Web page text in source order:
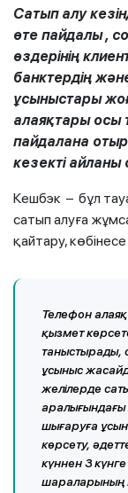
Сатып алу
өте пайдалы,
өздерінің
банктердің
ұсыныстары
алаяқтары осы
пайдалана
кезекті айланы
Кешбэк – бұл
сатып алуға
қайтару,
Телефон
қызмет
таныстырады,
ұсыныс
желілерде
аралығындағы
шығаруға
көрсету,
күннен 3
шараларының